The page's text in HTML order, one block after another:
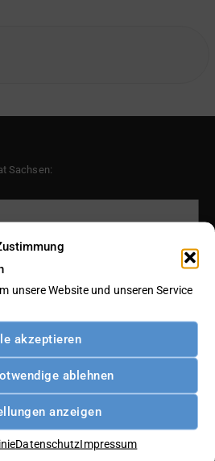
unsere Website und unseren Service
akzeptieren
ablehnen
anzeigen
DatenschutzImpressum
Sachsen:
Union – NextGenerationEU: